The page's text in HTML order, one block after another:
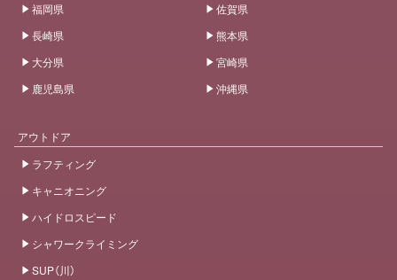
福岡県
佐賀県
長崎県
熊本県
大分県
宮崎県
鹿児島県
沖縄県
アウトドア
ラフティング
キャニオニング
ハイドロスピード
シャワークライミング
SUP（川）